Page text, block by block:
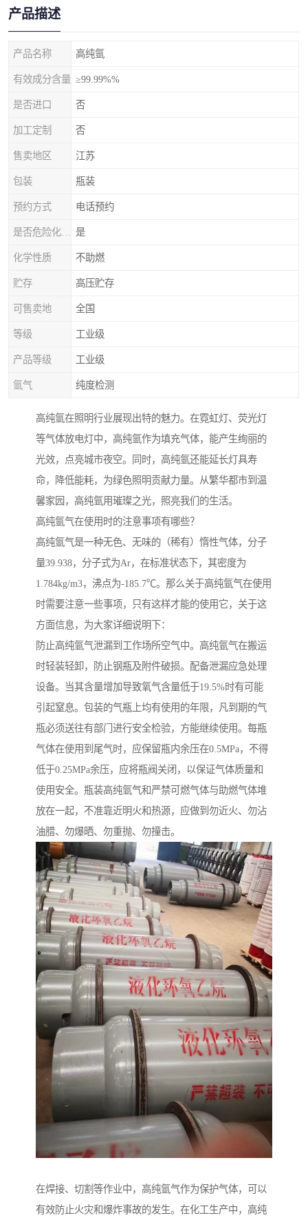
产品描述
产品名称 高纯氩
有效成分含量 ≥99.99%%
是否进口 否
加工定制 否
售卖地区 江苏
包装 瓶装
预约方式 电话预约
是
化学性质 不助燃
贮存 高压贮存
可售卖地 全国
等级 工业级
产品等级 工业级
氩气 纯度检测
高纯氩在照明行业展现出特的魅力。在霓虹灯、荧光灯
等气体放电灯中，高纯氩作为填充气体，能产生绚丽的
光效，点亮城市夜空。同时，高纯氩还能延长灯具寿
命，降低能耗，为绿色照明贡献力量。从繁华都市到温
馨家园，高纯氩用璀璨之光，照亮我们的生活。
高纯氩气在使用时的注意事项有哪些？
高纯氩气是一种无色、无味的（稀有）惰性气体，分子
量39.938，分子式为Ar，在标准状态下，其密度为
1.784kg/m3，沸点为-185.7℃。那么关于高纯氩气在使用
时需要注意一些事项，只有这样才能的使用它，关于这
方面信息，为大家详细说明下：
防止高纯氩气泄漏到工作场所空气中。高纯氩气在搬运
时轻装轻卸，防止钢瓶及附件破损。配备泄漏应急处理
设备。当其含量增加导致氧气含量低于19.5%时有可能
引起窒息。包装的气瓶上均有使用的年限，凡到期的气
瓶必须送往有部门进行安全检验，方能继续使用。每瓶
气体在使用到尾气时，应保留瓶内余压在0.5MPa，不得
低于0.25MPa余压，应将瓶阀关闭，以保证气体质量和
使用安全。瓶装高纯氩气和严禁可燃气体与助燃气体堆
放在一起，不准靠近明火和热源，应做到勿近火、勿沾
油腊、勿爆晒、勿重抛、勿撞击。
在焊接、切割等作业中，高纯氩气作为保护气体，可以
有效防止火灾和爆炸事故的发生。在化工生产中，高纯